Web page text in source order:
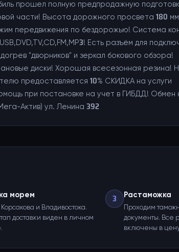
прошел полную предпродажную
части! Высота дорожного просвета 180 мм
передвижения по бездорожью! Система
Есть разъём для
"дворников" и зеркал бокового обзора!
диски! Хорошая всесезонная резина!
предоставляется 10% СКИДКА на услуги
при постановке на учет в ГИБДД! Обмен
Актив) ул. Ленина 392
морем
и Владивостока.
доставки виден в личном
3 Растаможка
Проходим
документы. Все
включены в